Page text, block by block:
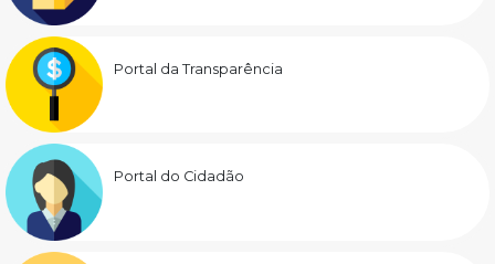
Portal da Transparência
Portal do Cidadão